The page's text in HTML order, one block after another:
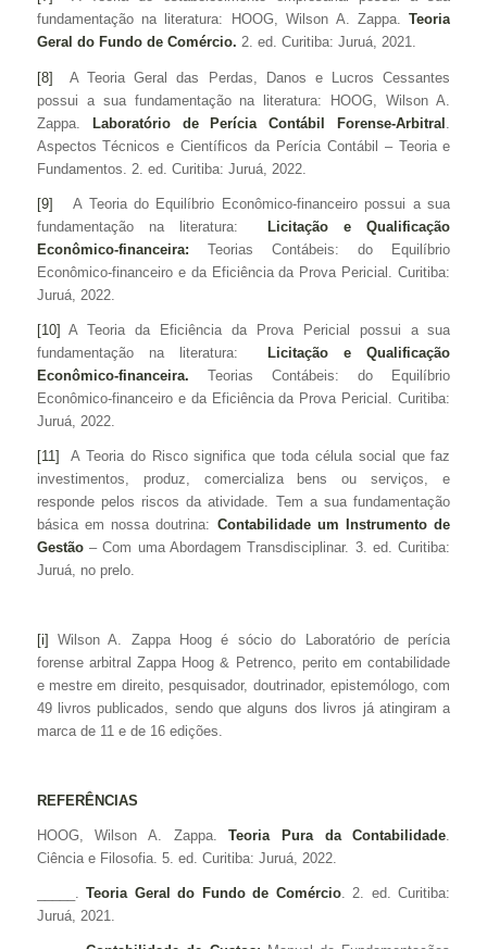
fundamentação na literatura: HOOG, Wilson A. Zappa. Teoria
Geral do Fundo de Comércio. 2. ed. Curitiba: Juruá, 2021.
[8] A Teoria Geral das Perdas, Danos e Lucros Cessantes
possui a sua fundamentação na literatura: HOOG, Wilson A.
Zappa.
Laboratório de Perícia Contábil Forense-Arbitral
Aspectos Técnicos e Científicos da Perícia Contábil – Teoria e
Fundamentos. 2. ed. Curitiba: Juruá, 2022.
[9] A Teoria do Equilíbrio Econômico-financeiro possui a sua
fundamentação na literatura: Licitação e Qualificação
Econômico-financeira: Teorias Contábeis: do Equilíbrio
Econômico-financeiro e da Eficiência da Prova Pericial. Curitiba:
Juruá, 2022.
[10] A Teoria da Eficiência da Prova Pericial possui a sua
fundamentação na literatura: Licitação e Qualificação
Econômico-financeira. Teorias Contábeis: do Equilíbrio
Econômico-financeiro e da Eficiência da Prova Pericial. Curitiba:
Juruá, 2022.
[11] A Teoria do Risco significa que toda célula social que faz
investimentos, produz, comercializa bens ou serviços, e
responde pelos riscos da atividade. Tem a sua fundamentação
básica em nossa doutrina: Contabilidade um Instrumento de
Gestão– Com uma Abordagem Transdisciplinar. 3. ed. Curitiba:
Juruá, no prelo.
[i] Wilson A. Zappa Hoog é sócio do Laboratório de perícia
forense arbitral Zappa Hoog & Petrenco, perito em contabilidade
e mestre em direito, pesquisador, doutrinador, epistemólogo, com
49 livros publicados, sendo que alguns dos livros já atingiram a
marca de 11 e de 16 edições.
REFERÊNCIAS
HOOG, Wilson A. Zappa.Teoria Pura da Contabilidade
Ciência e Filosofia. 5. ed. Curitiba: Juruá, 2022.
Teoria Geral do Fundo de Comércio. 2. ed. Curitiba:
Juruá, 2021.